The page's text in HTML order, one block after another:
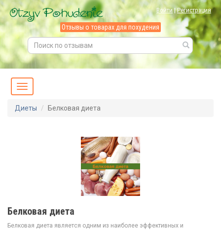
Войти|Регистрация
Отзывы о товарах для похудения
Диеты Белковая диета
Белковая диета
Белковая диета является одним из наиболее эффективных и